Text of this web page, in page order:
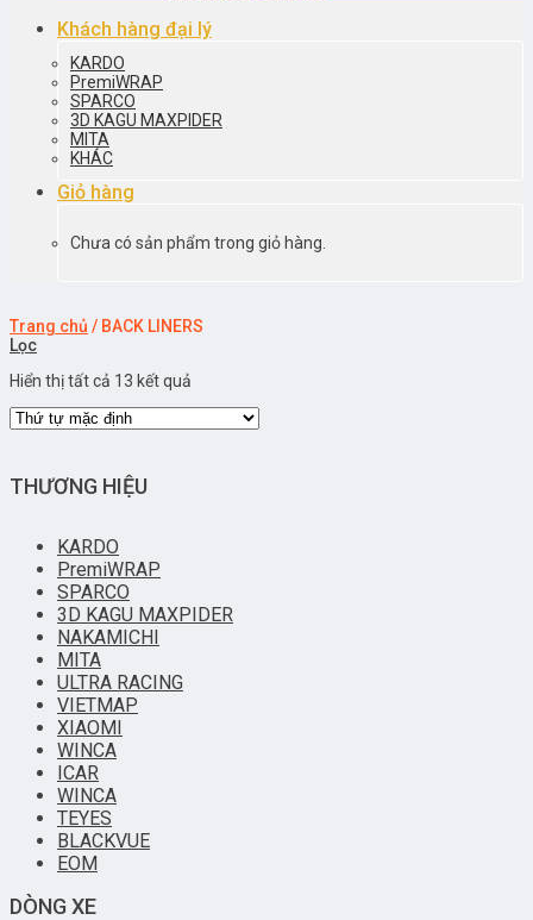
Khách hàng đại lý
KARDO
PremiWRAP
SPARCO
3D KAGU MAXPIDER
MITA
KHÁC
Giỏ hàng
Chưa có sản phẩm trong giỏ hàng.
Trang chủ / BACK LINERS
Lọc
Hiển thị tất cả 13 kết quả
THƯƠNG HIỆU
KARDO
PremiWRAP
SPARCO
3D KAGU MAXPIDER
NAKAMICHI
MITA
ULTRA RACING
VIETMAP
XIAOMI
WINCA
ICAR
WINCA
TEYES
BLACKVUE
EOM
DÒNG XE